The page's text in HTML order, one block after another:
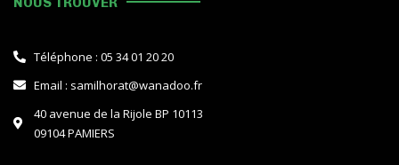
Téléphone : 05 34 01 20 20
Email : samilhorat@wanadoo.fr
40 avenue de la Rijole BP 10113
09104 PAMIERS